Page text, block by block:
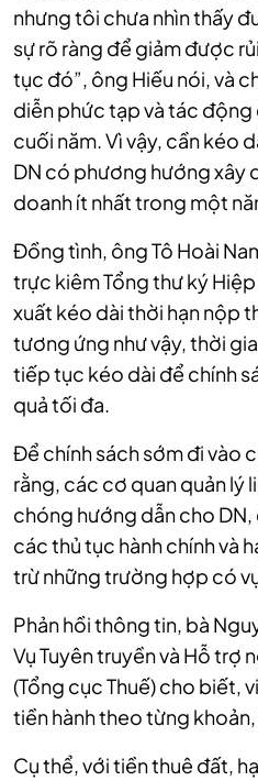
nhưng tôi chưa nhìn thấy
sự rõ ràng để giảm được
tục đó”, ông Hiếu nói, và
diễn phức tạp và tác
cuối năm. Vì vậy, cần kéo
DN có phương hướng xây
doanh ít nhất trong một
Đồng tình, ông Tô Hoài
trực kiêm Tổng thư ký
xuất kéo dài thời hạn nộp
tương ứng như vậy, thời
tiếp tục kéo dài để chính
quả tối đa.
Để chính sách sớm đi vào
rằng, các cơ quan quản lý
chóng hướng dẫn cho
các thủ tục hành chính và
trừ những trường hợp có
Phản hồi thông tin, bà
Vụ Tuyên truyền và Hỗ trợ
(Tổng cục Thuế) cho biết,
tiền hành theo từng
Cụ thể, với tiền thuê đất,